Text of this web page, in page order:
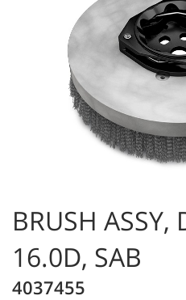
BRUSH ASSY,
16.0D, SAB
4037455